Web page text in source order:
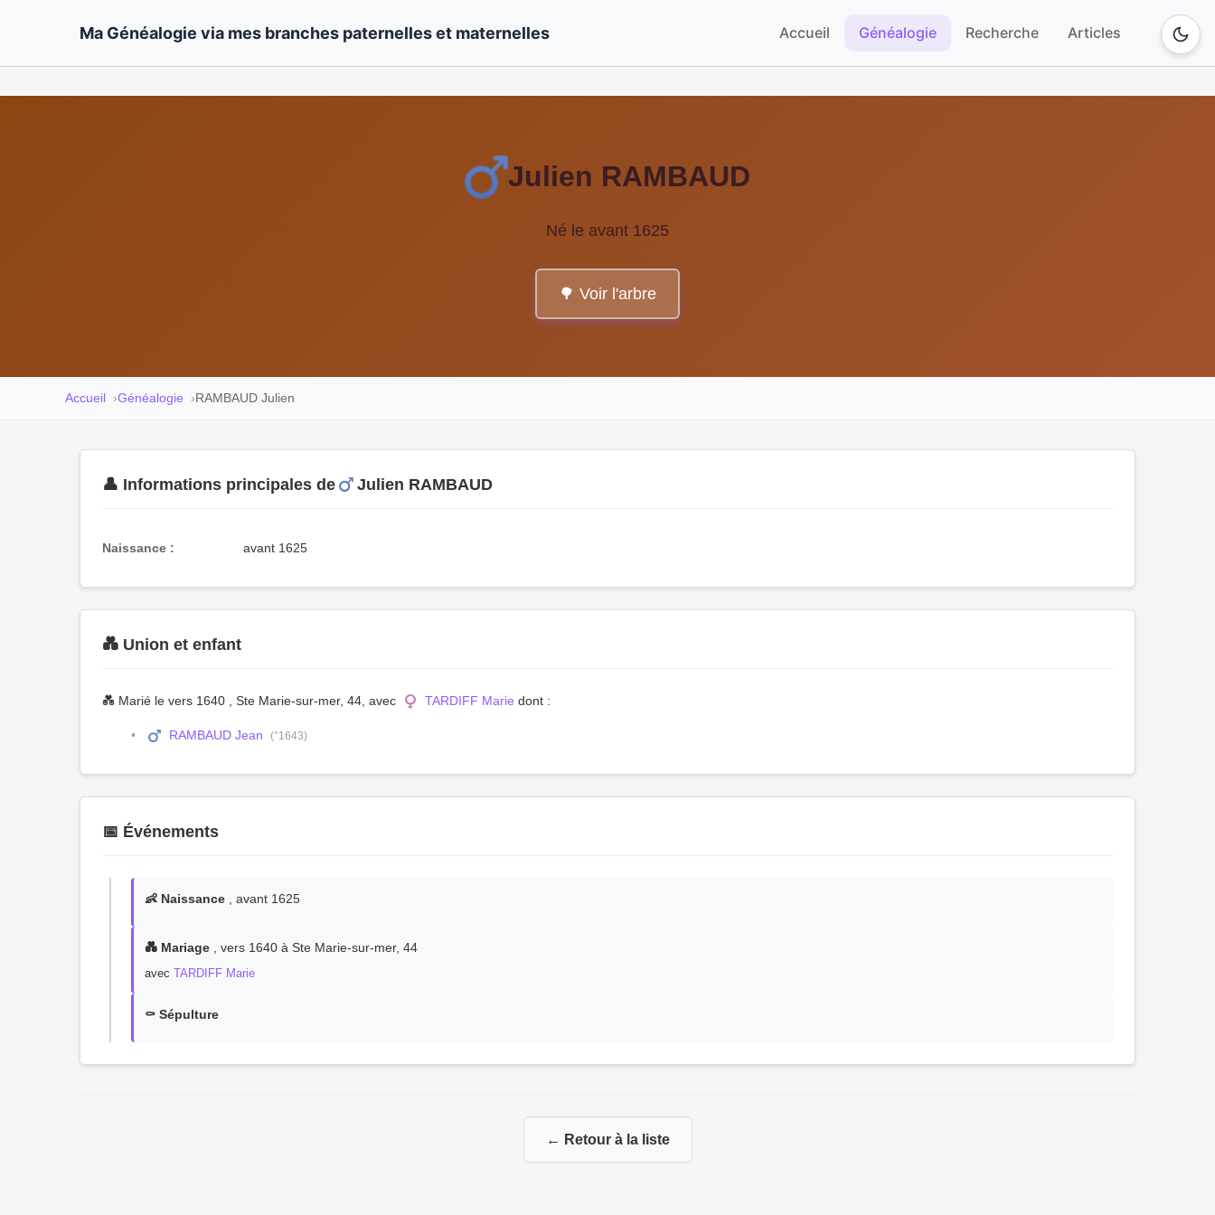
Ma Généalogie via mes branches paternelles et maternelles Accueil Généalogie Recherche Articles
Julien RAMBAUD
Né le avant 1625
🌳 Voir l'arbre
Accueil Généalogie RAMBAUD Julien
👤 Informations principales de Julien RAMBAUD
Naissance : avant 1625
💑 Union et enfant
💑 Marié le vers 1640 , Ste Marie-sur-mer, 44, avec TARDIFF Marie dont :
RAMBAUD Jean (°1643)
📅 Événements
👶 Naissance , avant 1625
💑 Mariage , vers 1640 à Ste Marie-sur-mer, 44
avec TARDIFF Marie
⚰️ Sépulture
← Retour à la liste